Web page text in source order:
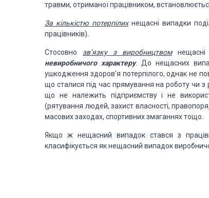
травми, отриманої працівником,
За кількістю потерпілихнещасні випадки
працівників).
Стосовно зв’язку з виробництвомнещасні
невиробничого характеру. До нещасних
ушкодження здоров’я потерпілого, однак не
що сталися під час прямування на роботу чи з
що не належить підприємству і не
(рятування людей, захист власності,
масових заходах, спортивних змаганнях тощо.
Якщо ж нещасний випадок стався з
класифікується як нещасний випадок